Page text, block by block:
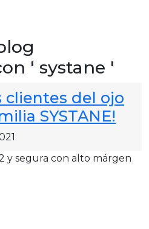
' systane '
clientes del ojo
SYSTANE!
y segura con alto márgen